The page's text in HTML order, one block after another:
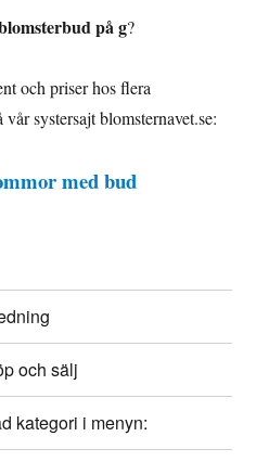
på g?
och priser hos flera
systersajt blomsternavet.se:
med bud
och sälj
kategori i menyn: